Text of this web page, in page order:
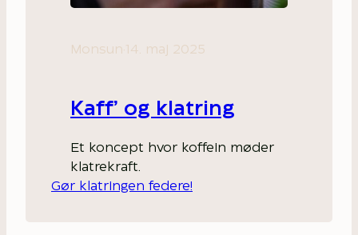
Monsun· 14. maj 2025
Kaff’ og klatring
Et koncept hvor koffein møder
klatrekraft.
Gør klatringen federe!